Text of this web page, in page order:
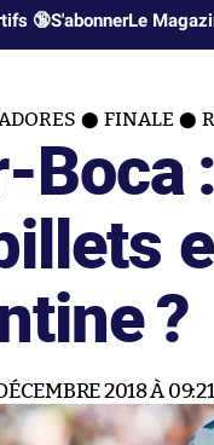
🔞S'abonnerLe
FINALE
Boca
?
2018 À 09:21